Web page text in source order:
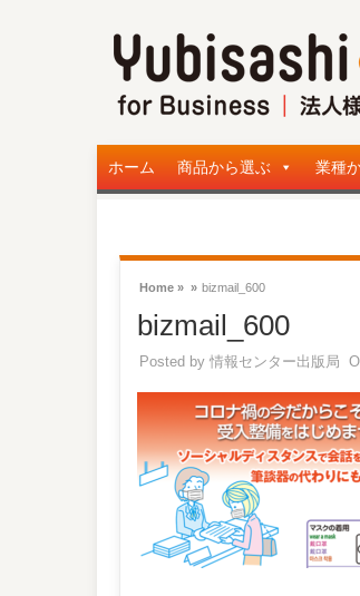
ホーム 商品から選ぶ 業種
Home » » bizmail_600
bizmail_600
Posted by 情報センター出版局